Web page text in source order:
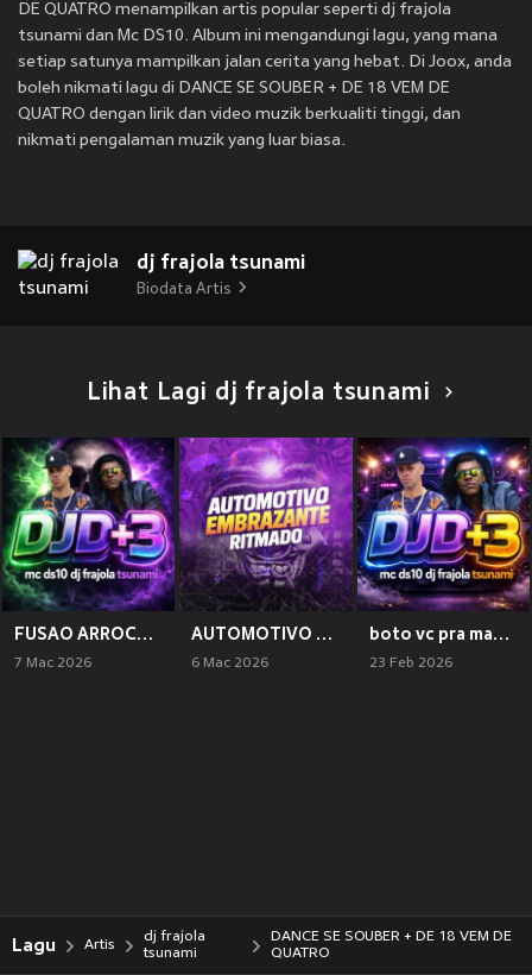
DE QUATRO menampilkan artis popular seperti dj frajola
tsunami dan Mc DS10. Album ini mengandungi lagu, yang mana
setiap satunya mampilkan jalan cerita yang hebat. Di Joox, anda
boleh nikmati lagu di DANCE SE SOUBER + DE 18 VEM DE
QUATRO dengan lirik dan video muzik berkualiti tinggi, dan
nikmati pengalaman muzik yang luar biasa.
dj frajola tsunami
Biodata Artis
Lihat Lagi dj frajola tsunami
FUSAO ARROCHADEIRA (Explicit)
7 Mac 2026
AUTOMOTIVO EMBRAZANTE RITMADO (Explicit)
6 Mac 2026
boto vc pra mama (Explicit)
23 Feb 2026
Lagu Artis
dj frajola
tsunami
DANCE SE SOUBER + DE 18 VEM DE
QUATRO